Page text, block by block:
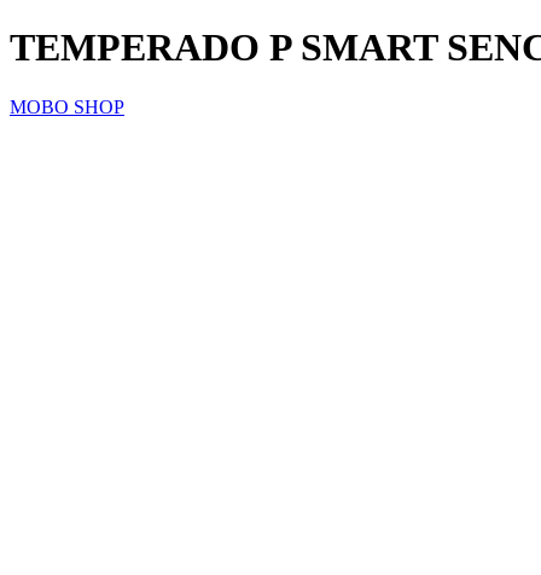
TEMPERADO P SMART
MOBO SHOP